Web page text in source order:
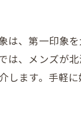
は、第一印象
は、メンズが
します。手軽